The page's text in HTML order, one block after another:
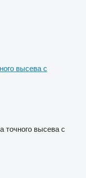
высева с
точного высева с